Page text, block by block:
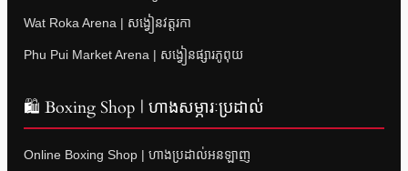
Wat Roka Arena | សង្វៀនវត្តរកា
Phu Pui Market Arena | សង្វៀនផ្សារភូពុយ
🛍 Boxing Shop | ហាងសម្ភារៈប្រដាល់
Online Boxing Shop | ហាងប្រដាល់អនឡាញ